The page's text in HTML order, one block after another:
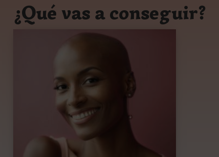
¿Qué vas a conseguir?